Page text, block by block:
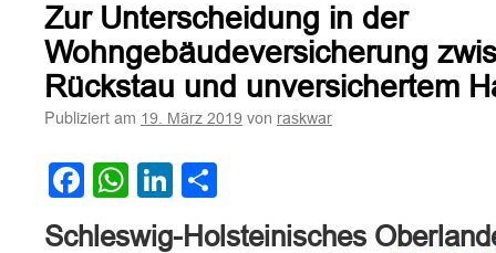
Zur Unterscheidung in der
Wohngebäudeversicherung
Rückstau und unversichertem
Publiziert am 19. März 2019 von raskwar
Facebook
WhatsApp
LinkedIn
Schleswig-Holsteinisches